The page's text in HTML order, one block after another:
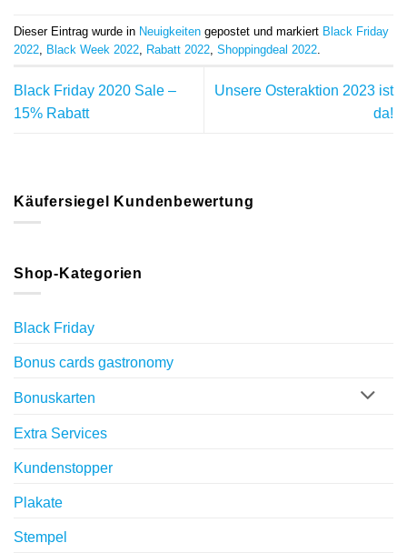
Dieser Eintrag wurde in Neuigkeiten gepostet und markiert Black Friday
2022
Black Week 2022 Rabatt 2022 Shoppingdeal 2022
Black Friday 2020 Sale –
15% Rabatt
Unsere Osteraktion 2023 ist
da!
Käufersiegel Kundenbewertung
Shop-Kategorien
Black Friday
Bonus cards gastronomy
Bonuskarten
Extra Services
Kundenstopper
Plakate
Stempel